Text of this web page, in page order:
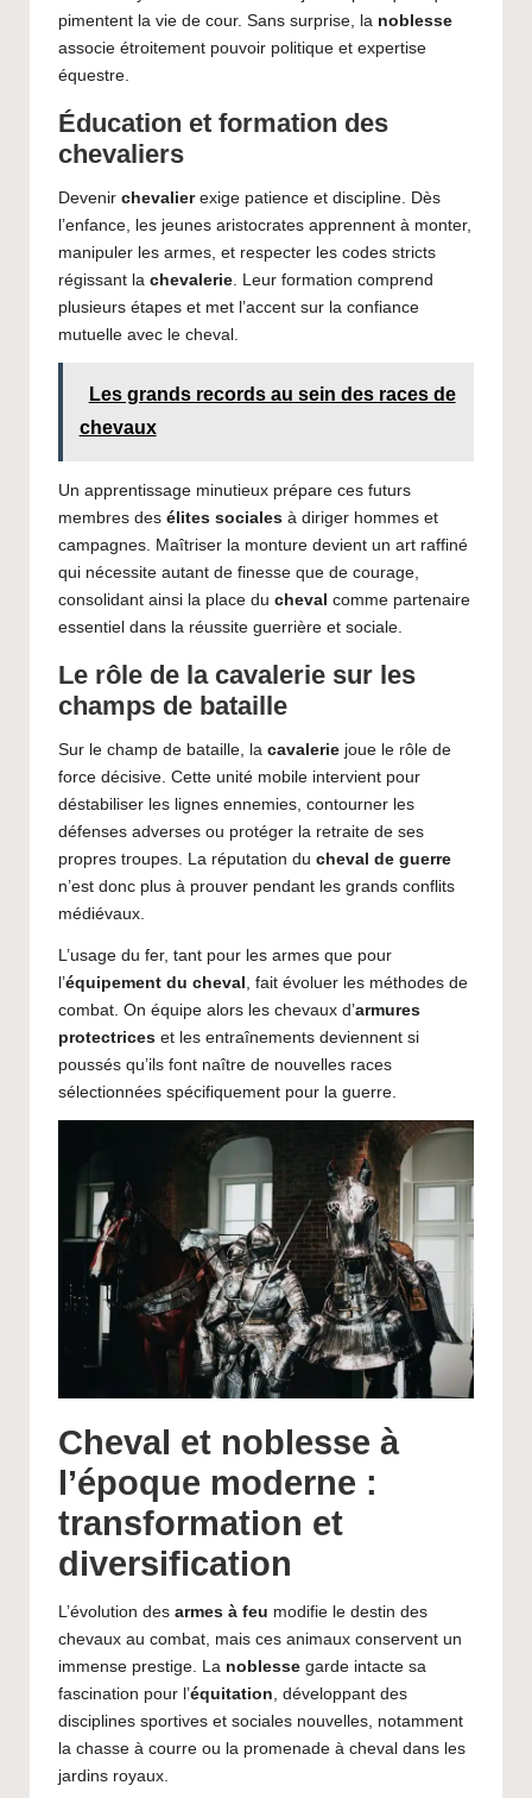
pimentent la vie de cour. Sans surprise, la noblesse
associe étroitement pouvoir politique et expertise
équestre.
Éducation et formation des
chevaliers
Devenir chevalierexige patience et discipline. Dès
l’enfance, les jeunes aristocrates apprennent à monter,
manipuler les armes, et respecter les codes stricts
régissant la chevalerie . Leur formation comprend
plusieurs étapes et met l’accent sur la confiance
mutuelle avec le cheval.
Les grands records au sein des races de
chevaux
Un apprentissage minutieux prépare ces futurs
membres des élites sociales à diriger hommes et
campagnes. Maîtriser la monture devient un art raffiné
qui nécessite autant de finesse que de courage,
consolidant ainsi la place du cheval comme partenaire
essentiel dans la réussite guerrière et sociale.
Le rôle de la cavalerie sur les
champs de bataille
Sur le champ de bataille, la cavalerie joue le rôle de
force décisive. Cette unité mobile intervient pour
déstabiliser les lignes ennemies, contourner les
défenses adverses ou protéger la retraite de ses
propres troupes. La réputation du cheval de guerre
n’est donc plus à prouver pendant les grands conflits
médiévaux.
L’usage du fer, tant pour les armes que pour
l’équipement du cheval , fait évoluer les méthodes de
combat. On équipe alors les chevaux d’armures
protectrices et les entraînements deviennent si
poussés qu’ils font naître de nouvelles races
sélectionnées spécifiquement pour la guerre.
Cheval et noblesse à
l’époque moderne :
transformation et
diversification
L’évolution des armes à feu modifie le destin des
chevaux au combat, mais ces animaux conservent un
immense prestige. La noblesse garde intacte sa
fascination pour l’équitation , développant des
disciplines sportives et sociales nouvelles, notamment
la chasse à courre ou la promenade à cheval dans les
jardins royaux.